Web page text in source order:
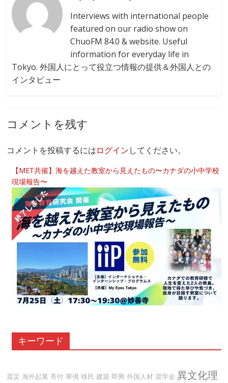
Interviews with international people
featured on our radio show on
ChuoFM 84.0 & website. Useful
information for everyday life in
Tokyo. 外国人にとって役立つ情報の提供＆外国人との
インタビュー
コメントを残す
コメントを投稿するにはログインしてください。
【MET共催】海を越えた教室から見えたもの〜カナダの小中学校
現場報告〜
キーワード
震災 海外起業 寄付 華僑 移民 建築 即興 外国人材 奨学金 異文化理